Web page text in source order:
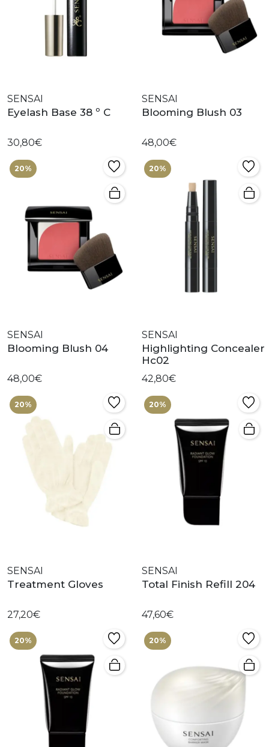
SENSAI
Eyelash Base 38 º C
30,80€
SENSAI
Blooming Blush 03
48,00€
20%
SENSAI
Blooming Blush 04
48,00€
20%
SENSAI
Highlighting Concealer
Hc02
42,80€
20%
SENSAI
Treatment Gloves
27,20€
20%
SENSAI
Total Finish Refill 204
47,60€
20% 20%